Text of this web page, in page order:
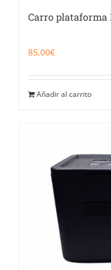
Carro plataforma
85,00€
Añadir al carrito